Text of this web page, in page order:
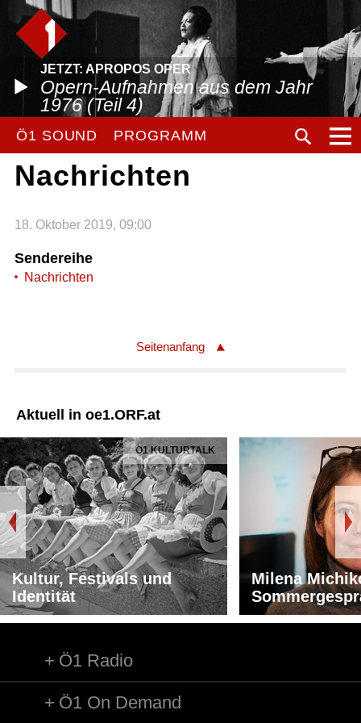
JETZT: APROPOS OPER
Opern-Aufnahmen aus dem Jahr
1976 (Teil 4)
Ö1 SOUND PROGRAMM
Nachrichten
18. Oktober 2019, 09:00
Sendereihe
Nachrichten
Seitenanfang
Aktuell in oe1.ORF.at
Ö1 KULTURTALK
Kultur, Festivals und
Identität
Milena
Ö1 Radio
Ö1 On Demand